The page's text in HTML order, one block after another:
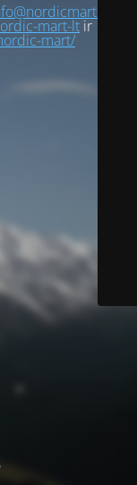
mart-ltir
mart/